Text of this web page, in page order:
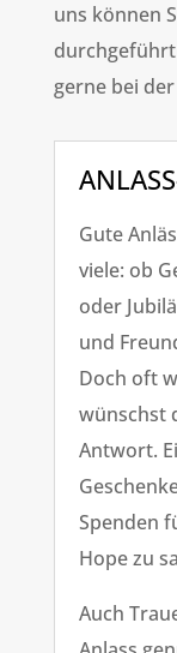
uns können
gerne bei
Gute
viele: ob
oder
und
Doch oft
wünschst
Antwort.
Spenden
Hope zu
Auch